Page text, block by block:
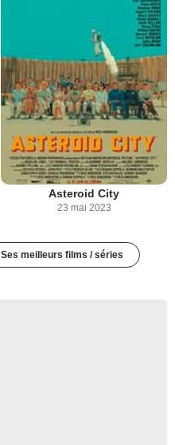
Asteroid City
23 mai 2023
Ses meilleurs films / séries